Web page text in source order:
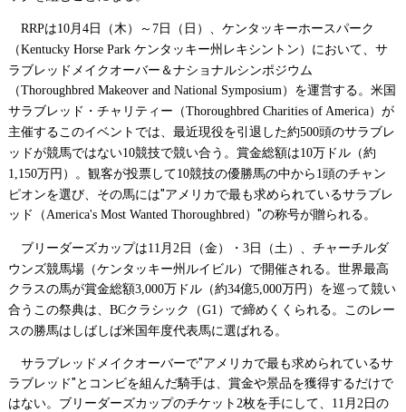
RRPは10月 4日（木）～ 7日（日）、ケンタッキーホースパーク
（Kentucky Horse Park ケンタッキー州レキシントン）において、サ
ラブレッドメイクオーバー＆ナショナルシンポジウム
（Thoroughbred Makeover and National Symposium）を運営する。米国
サラブレッド・チャリティー（Thoroughbred Charities of America）が
主催するこのイベントでは、最近現役を引退した約500頭のサラブレ
ッドが競馬ではない10競技で競い合う。賞金総額は10万ドル（約
1,150万円）。観客が投票して10競技の優勝馬の中から 1頭のチャン
ピオンを選び、その馬には"アメリカで最も求められているサラブレ
ッド（America's Most Wanted Thoroughbred）"の称号が贈られる。
ブリーダーズカップは11 月 2日（金）・ 3日（土）、チャーチルダ
ウンズ競馬場（ケンタッキー州ルイビル）で開催される。世界最高
クラスの馬が賞金総額3,000万ドル（約34億5,000万円）を巡って競い
合うこの祭典は、 BCクラシック（G1 ）で締めくくられる。このレー
スの勝馬はしばしば米国年度代表馬に選ばれる。
サラブレッドメイクオーバーで"アメリカで最も求められているサ
ラブレッド"とコンビを組んだ騎手は、賞金や景品を獲得するだけで
はない。ブリーダーズカップのチケット 2枚を手にして、 11 月 2日の